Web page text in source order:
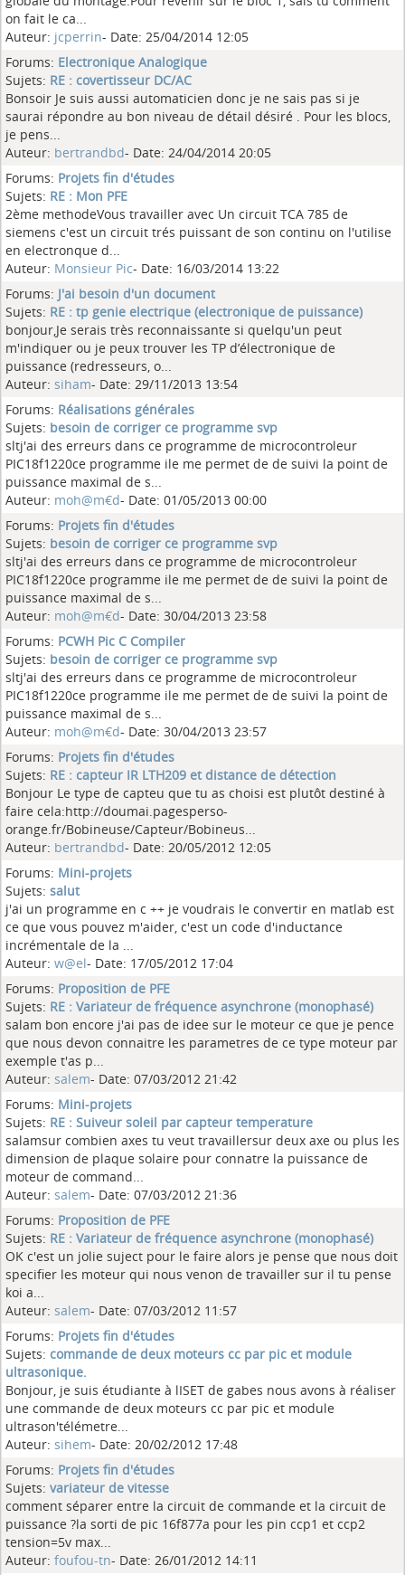
on fait le ca...
Auteur: jcperrin- Date: 25/04/2014 12:05
Forums: Electronique Analogique
Sujets: RE : covertisseur DC/AC
Bonsoir Je suis aussi automaticien donc je ne sais pas si je
saurai répondre au bon niveau de détail désiré . Pour les blocs,
je pens...
Auteur: bertrandbd- Date: 24/04/2014 20:05
Forums: Projets fin d'études
Sujets: RE : Mon PFE
2ème methodeVous travailler avec Un circuit TCA 785 de
siemens c'est un circuit trés puissant de son continu on l'utilise
en electronque d...
Auteur: Monsieur Pic- Date: 16/03/2014 13:22
Forums: J'ai besoin d'un document
Sujets: RE : tp genie electrique (electronique de puissance)
bonjour,Je serais très reconnaissante si quelqu'un peut
m'indiquer ou je peux trouver les TP d’électronique de
puissance (redresseurs, o...
Auteur: siham- Date: 29/11/2013 13:54
Forums: Réalisations générales
Sujets: besoin de corriger ce programme svp
sltj'ai des erreurs dans ce programme de microcontroleur
PIC18f1220ce programme ile me permet de de suivi la point de
puissance maximal de s...
Auteur: moh@m€d- Date: 01/05/2013 00:00
Forums: Projets fin d'études
Sujets: besoin de corriger ce programme svp
sltj'ai des erreurs dans ce programme de microcontroleur
PIC18f1220ce programme ile me permet de de suivi la point de
puissance maximal de s...
Auteur: moh@m€d- Date: 30/04/2013 23:58
Forums: PCWH Pic C Compiler
Sujets: besoin de corriger ce programme svp
sltj'ai des erreurs dans ce programme de microcontroleur
PIC18f1220ce programme ile me permet de de suivi la point de
puissance maximal de s...
Auteur: moh@m€d- Date: 30/04/2013 23:57
Forums: Projets fin d'études
Sujets: RE : capteur IR LTH209 et distance de détection
Bonjour Le type de capteu que tu as choisi est plutôt destiné à
faire cela:http://doumai.pagesperso-
orange.fr/Bobineuse/Capteur/Bobineus...
Auteur: bertrandbd- Date: 20/05/2012 12:05
Forums: Mini-projets
Sujets: salut
j'ai un programme en c ++ je voudrais le convertir en matlab est
ce que vous pouvez m'aider, c'est un code d'inductance
incrémentale de la ...
Auteur: w@el- Date: 17/05/2012 17:04
Forums: Proposition de PFE
Sujets: RE : Variateur de fréquence asynchrone (monophasé)
salam bon encore j'ai pas de idee sur le moteur ce que je pence
que nous devon connaitre les parametres de ce type moteur par
exemple t'as p...
Auteur: salem- Date: 07/03/2012 21:42
Forums: Mini-projets
Sujets: RE : Suiveur soleil par capteur temperature
salamsur combien axes tu veut travaillersur deux axe ou plus les
dimension de plaque solaire pour connatre la puissance de
moteur de command...
Auteur: salem- Date: 07/03/2012 21:36
Forums: Proposition de PFE
Sujets: RE : Variateur de fréquence asynchrone (monophasé)
OK c'est un jolie suject pour le faire alors je pense que nous doit
specifier les moteur qui nous venon de travailler sur il tu pense
koi a...
Auteur: salem- Date: 07/03/2012 11:57
Forums: Projets fin d'études
Sujets: commande de deux moteurs cc par pic et module
ultrasonique.
Bonjour, je suis étudiante à lISET de gabes nous avons à réaliser
une commande de deux moteurs cc par pic et module
ultrason'télémetre...
Auteur: sihem- Date: 20/02/2012 17:48
Forums: Projets fin d'études
Sujets: variateur de vitesse
comment séparer entre la circuit de commande et la circuit de
puissance ?la sorti de pic 16f877a pour les pin ccp1 et ccp2
tension=5v max...
Auteur: foufou-tn- Date: 26/01/2012 14:11